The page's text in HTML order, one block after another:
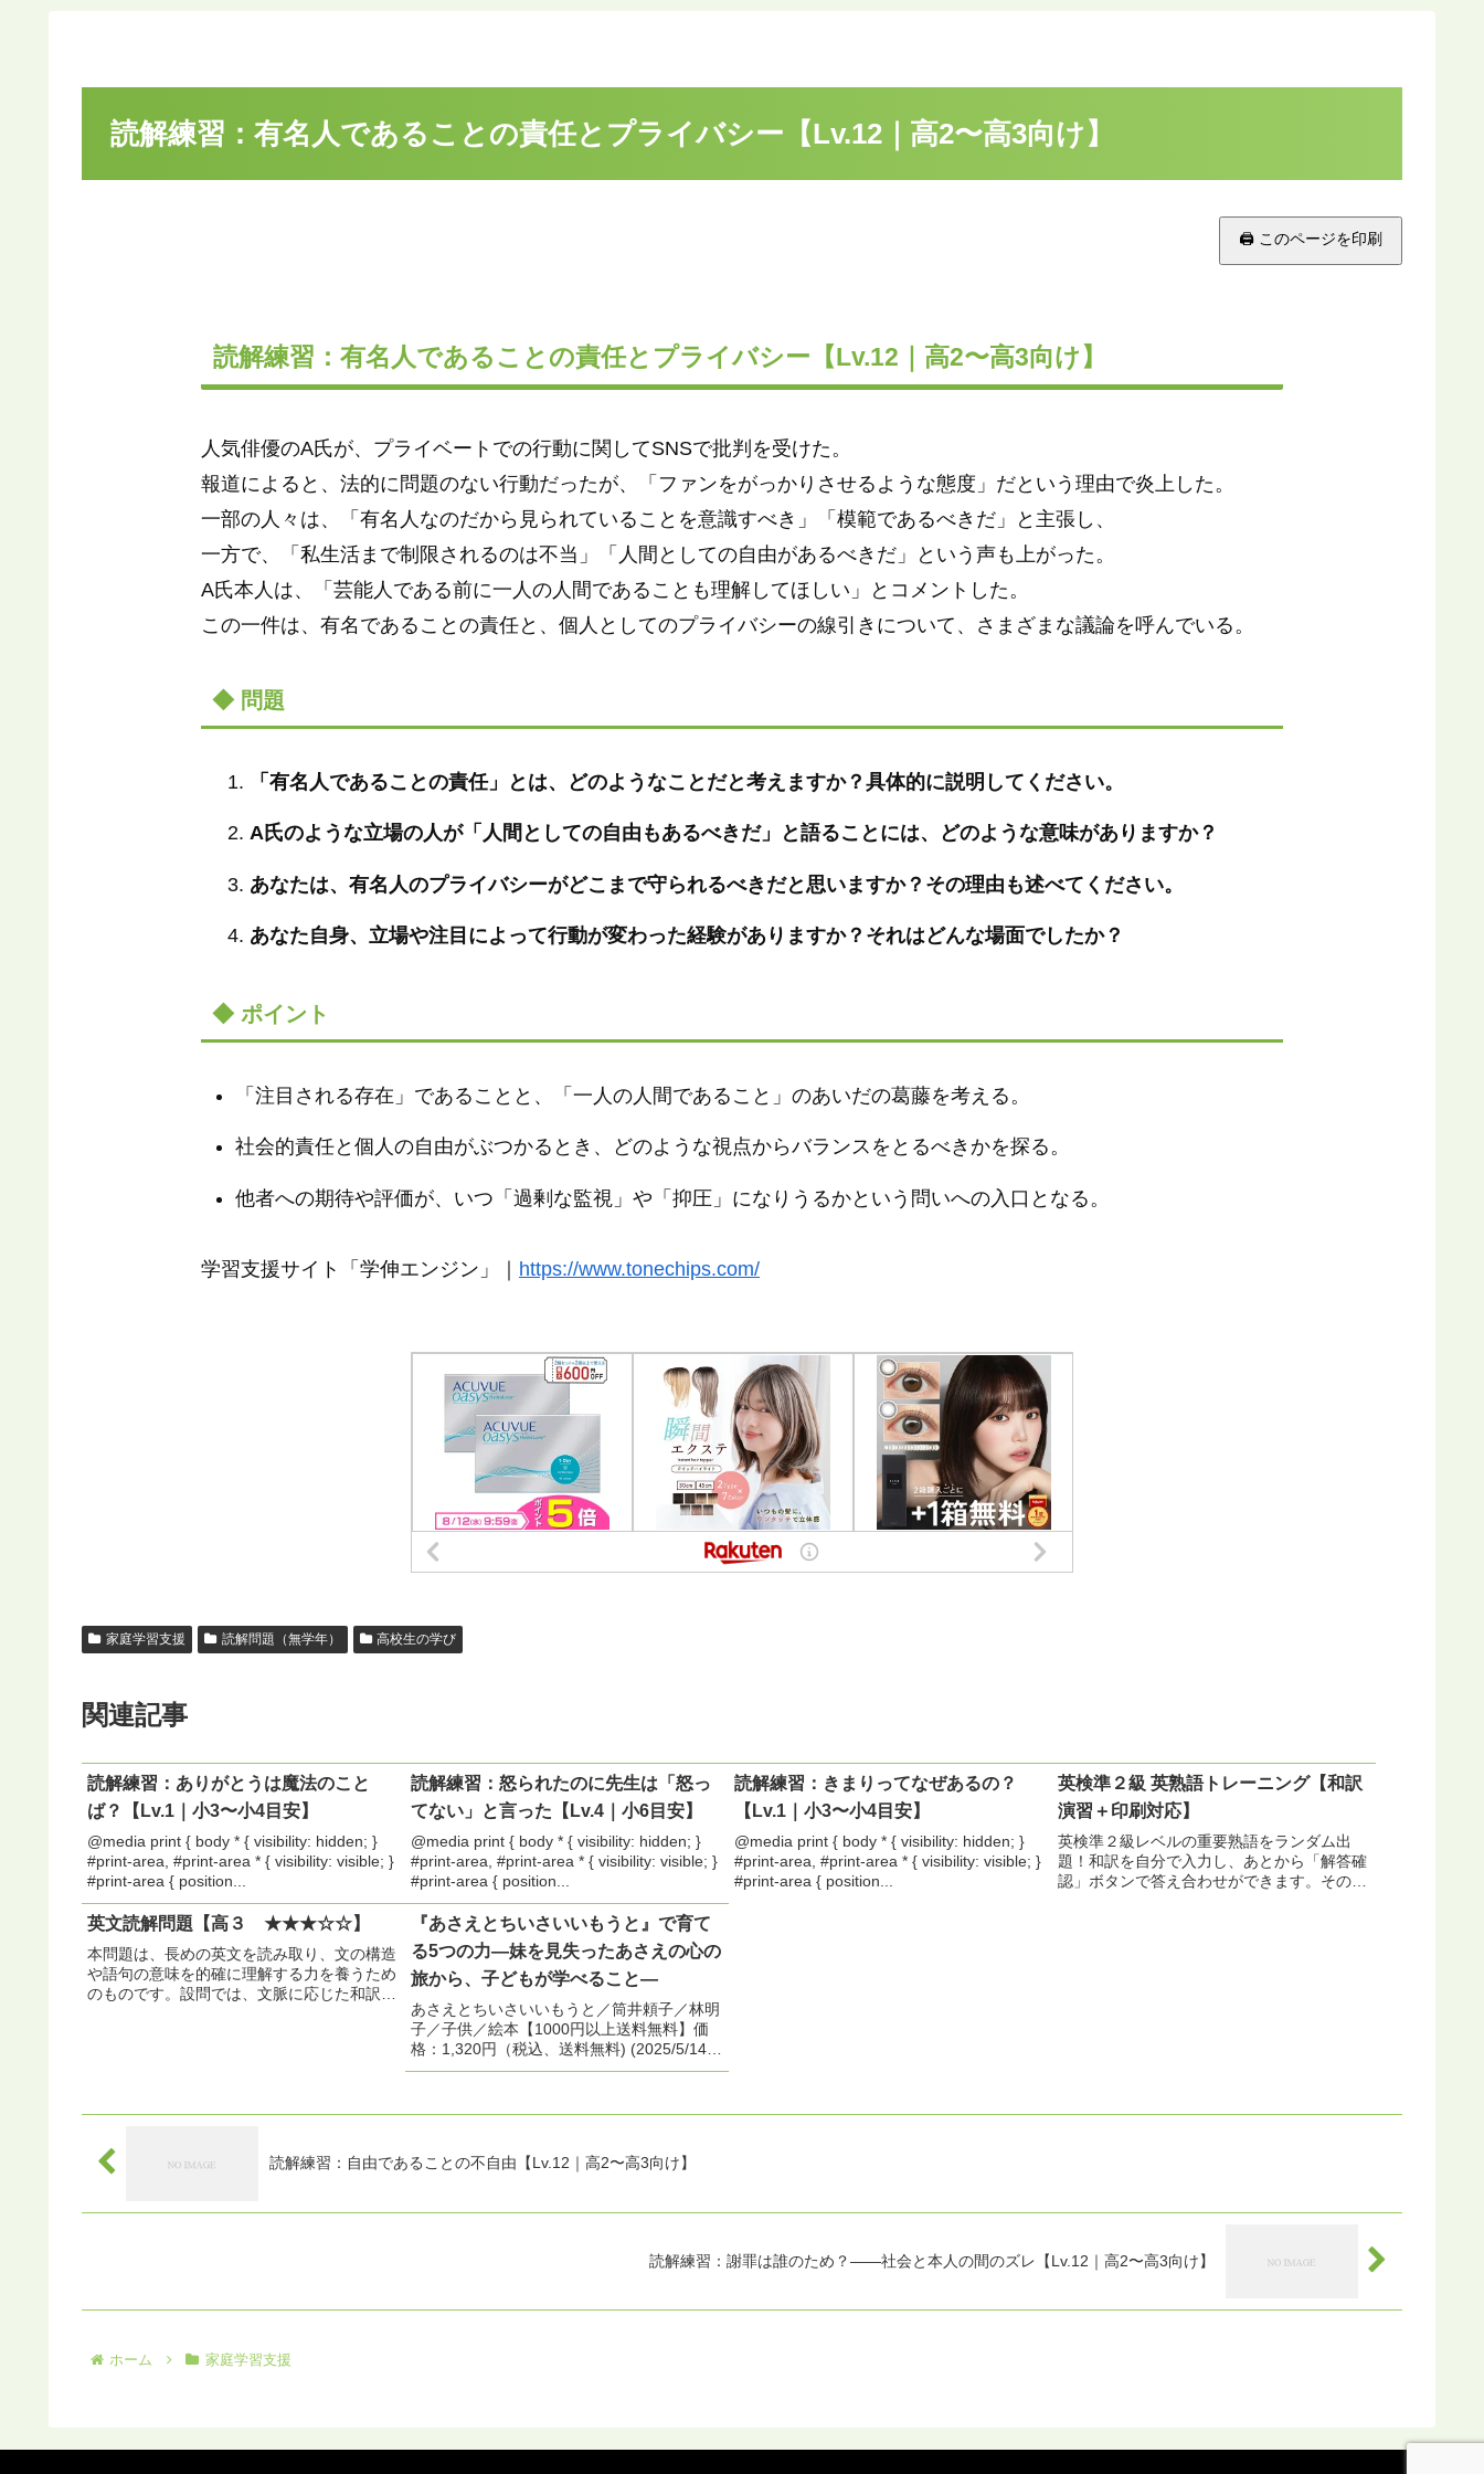
読解練習：有名人であることの責任とプライバシー【Lv.12｜高2〜高3向け】
🖨 このページを印刷
読解練習：有名人であることの責任とプライバシー【Lv.12｜高2〜高3向け】
人気俳優のA氏が、プライベートでの行動に関してSNSで批判を受けた。
報道によると、法的に問題のない行動だったが、「ファンをがっかりさせるような態度」だという理由で炎上した。
一部の人々は、「有名人なのだから見られていることを意識すべき」「模範であるべきだ」と主張し、
一方で、「私生活まで制限されるのは不当」「人間としての自由があるべきだ」という声も上がった。
A氏本人は、「芸能人である前に一人の人間であることも理解してほしい」とコメントした。
この一件は、有名であることの責任と、個人としてのプライバシーの線引きについて、さまざまな議論を呼んでいる。
◆ 問題
「有名人であることの責任」とは、どのようなことだと考えますか？具体的に説明してください。
A氏のような立場の人が「人間としての自由もあるべきだ」と語ることには、どのような意味がありますか？
あなたは、有名人のプライバシーがどこまで守られるべきだと思いますか？その理由も述べてください。
あなた自身、立場や注目によって行動が変わった経験がありますか？それはどんな場面でしたか？
◆ ポイント
「注目される存在」であることと、「一人の人間であること」のあいだの葛藤を考える。
社会的責任と個人の自由がぶつかるとき、どのような視点からバランスをとるべきかを探る。
他者への期待や評価が、いつ「過剰な監視」や「抑圧」になりうるかという問いへの入口となる。
学習支援サイト「学伸エンジン」｜ https://www.tonechips.com/
家庭学習支援 読解問題（無学年） 高校生の学び
関連記事
読解練習：ありがとうは魔法のこと
ば？【Lv.1｜小3〜小4目安】
@media print { body * { visibility: hidden; }
#print-area, #print-area * { visibility: visible; }
#print-area { position...
読解練習：怒られたのに先生は「怒っ
てない」と言った【Lv.4｜小6目安】
@media print { body * { visibility: hidden; }
#print-area, #print-area * { visibility: visible; }
#print-area { position...
読解練習：きまりってなぜあるの？
【Lv.1｜小3〜小4目安】
@media print { body * { visibility: hidden; }
#print-area, #print-area * { visibility: visible; }
#print-area { position...
英検準２級 英熟語トレーニング【和訳
演習＋印刷対応】
英検準２級レベルの重要熟語をランダム出
題！和訳を自分で入力し、あとから「解答確
認」ボタンで答え合わせができます。そのま
英文読解問題【高３ ★★★☆☆】
本問題は、長めの英文を読み取り、文の構造
や語句の意味を的確に理解する力を養うため
のものです。設問では、文脈に応じた和訳、
『あさえとちいさいいもうと』で育て
る5つの力―妹を見失ったあさえの心の
旅から、子どもが学べること―
あさえとちいさいいもうと／筒井頼子／林明
子／子供／絵本【1000円以上送料無料】価
格：1,320円（税込、送料無料) (2025/5/14時
点) 楽天で購入 ◆ ほんの少しの「まってて
読解練習：自由であることの不自由【Lv.12｜高2〜高3向け】
読解練習：謝罪は誰のため？——社会と本人の間のズレ【Lv.12｜高2〜高3向け】
ホーム 家庭学習支援